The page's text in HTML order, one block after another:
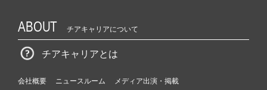
ABOUT チアキャリアについて
チアキャリアとは
会社概要 ニュースルーム
メディア出演・掲載